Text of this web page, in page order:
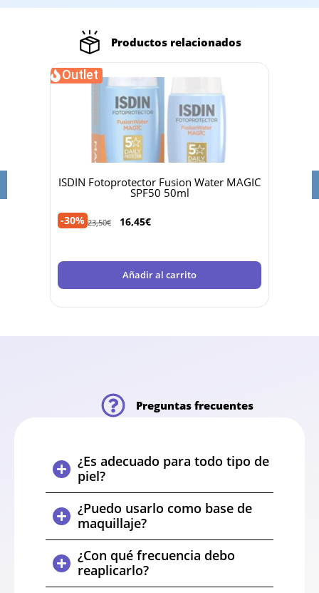
Productos relacionados
Outlet
ISDIN Fotoprotector Fusion Water MAGIC
SPF50 50ml
-30% 23,50€ 16,45€
Añadir al carrito
Preguntas frecuentes
¿Es adecuado para todo tipo de
piel?
¿Puedo usarlo como base de
maquillaje?
¿Con qué frecuencia debo
reaplicarlo?